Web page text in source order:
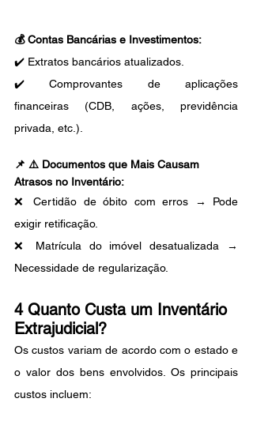
💰 Contas Bancárias e Investimentos:
✔️ Extratos bancários atualizados.
✔️ Comprovantes de aplicações
financeiras (CDB, ações, previdência
privada, etc.).
📌 ⚠️ Documentos que Mais Causam
Atrasos no Inventário:
❌ Certidão de óbito com erros → Pode
exigir retificação.
❌ Matrícula do imóvel desatualizada →
Necessidade de regularização.
4 Quanto Custa um Inventário
Extrajudicial?
Os custos variam de acordo com o estado e
o valor dos bens envolvidos. Os principais
custos incluem: